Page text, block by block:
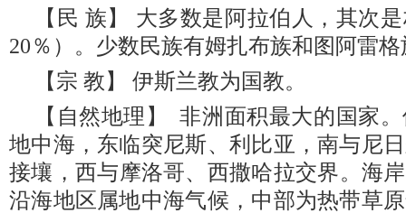
【民 族】 大多数是阿拉伯人，其次
20％）。少数民族有姆扎布族和图阿雷格
【宗 教】 伊斯兰教为国教。
【自然地理】 非洲面积最大的国家
地中海，东临突尼斯、利比亚，南与尼
接壤，西与摩洛哥、西撒哈拉交界。海
沿海地区属地中海气候，中部为热带草